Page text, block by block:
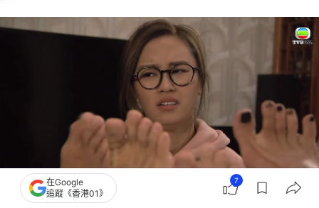
在Google
追蹤《香港01》
7